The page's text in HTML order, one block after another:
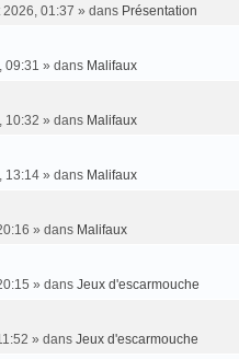
01:37 » dans Présentation
09:31 » dans Malifaux
10:32 » dans Malifaux
13:14 » dans Malifaux
» dans Malifaux
» dans Jeux d'escarmouche
» dans Jeux d'escarmouche